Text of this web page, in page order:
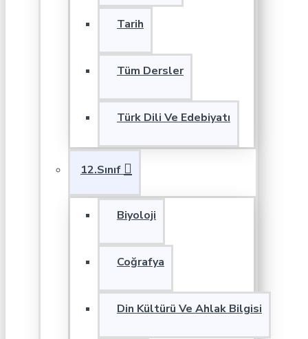
Tarih
Tüm Dersler
Türk Dili Ve Edebiyatı
12.Sınıf
Biyoloji
Coğrafya
Din Kültürü Ve Ahlak Bilgisi